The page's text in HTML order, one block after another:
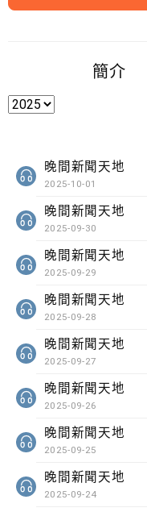
簡介
晚間新聞天地
2025-10-01
晚間新聞天地
2025-09-30
晚間新聞天地
2025-09-29
晚間新聞天地
2025-09-28
晚間新聞天地
2025-09-27
晚間新聞天地
2025-09-26
晚間新聞天地
2025-09-25
晚間新聞天地
2025-09-24